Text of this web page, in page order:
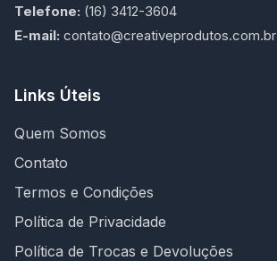
Telefone: (16) 3412-3604
E-mail: contato@creativeprodutos.com.br
Links Úteis
Quem Somos
Contato
Termos e Condições
Política de Privacidade
Política de Trocas e Devoluções